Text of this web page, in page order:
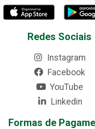
Redes Sociais
Instagram
Facebook
YouTube
Linkedin
Formas de